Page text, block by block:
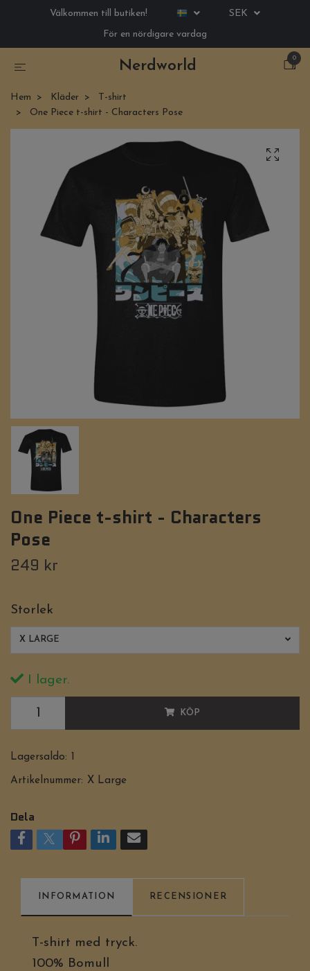
Välkommen till butiken!
SEK
För en nördigare vardag
Nerdworld
0
Hem Kläder
T-shirt
One Piece t-shirt - Characters Pose
One Piece t-shirt - Characters
Pose
249 kr
Storlek
X LARGE
I lager.
KÖP
Lagersaldo:
Artikelnummer: X Large
Dela
INFORMATION RECENSIONER
T-shirt med tryck.
100% Bomull